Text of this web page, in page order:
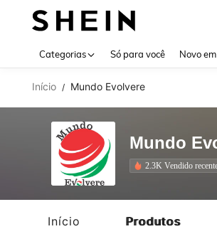
Categorias Só para você Novo em
Início / Mundo Evolvere
Mundo
2.3K Vendido
Início Produtos